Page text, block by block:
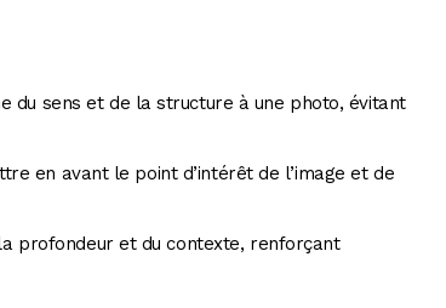
du sens et de la structure à une photo, évitant
en avant le point d’intérêt de l’image et de
profondeur et du contexte, renforçant